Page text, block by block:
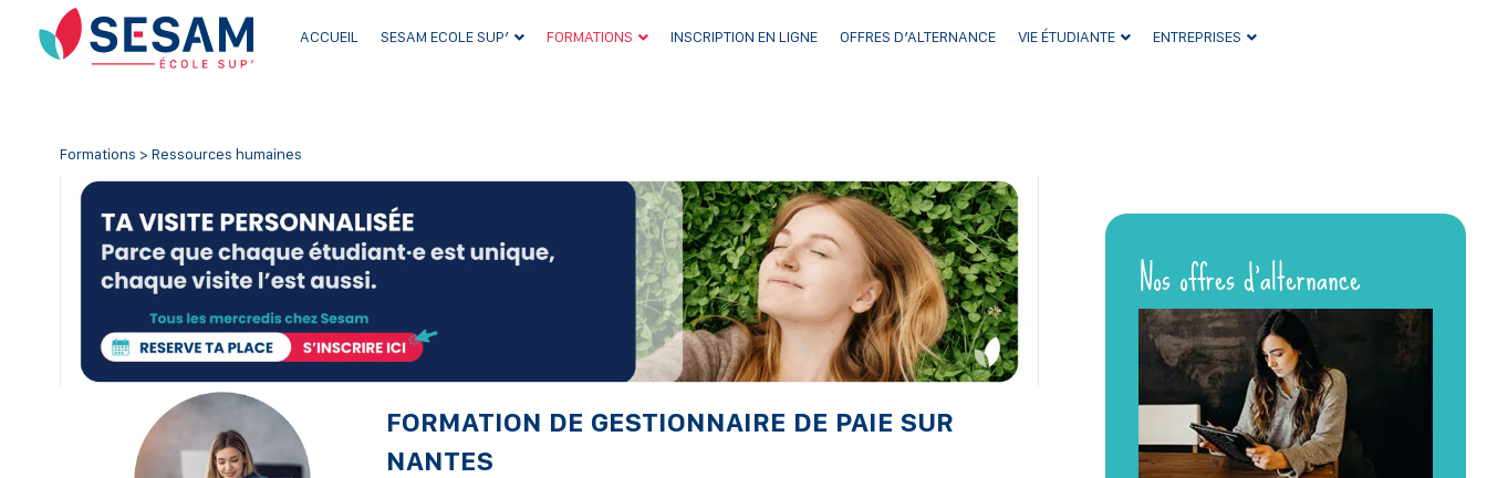
ACCUEIL SESAM ECOLE SUP’ FORMATIONS INSCRIPTION EN LIGNE OFFRES D’ALTERNANCE VIE ÉTUDIANTE ENTREPRISES
Formations > Ressources humaines
FORMATION DE GESTIONNAIRE DE PAIE SUR
NANTES
Nos offres d’alternance